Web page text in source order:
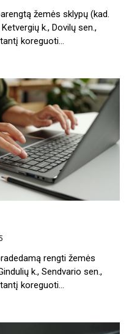
žemės sklypų (kad.
k., Dovilų sen.,
koreguoti…
rengti žemės
k., Sendvario sen.,
koreguoti…